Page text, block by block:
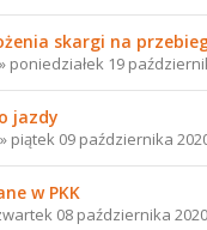
skargi na
» poniedziałek 19
jazdy
» piątek 09 października
w PKK
08 października